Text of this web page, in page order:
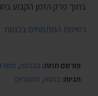
בתוך פרק הזמן הקבוע
רשימת המתמחים בכנסת
פורסם תחת: הכנסת,
תגיות: כנסת, מתמחים